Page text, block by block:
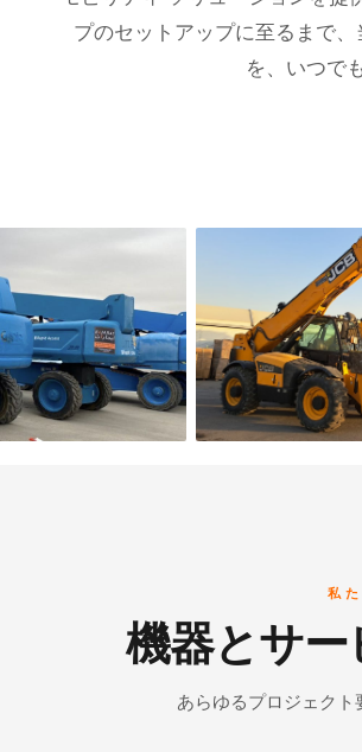
プのセットアップに至るまで
を、いつで
私
機器とサ
あらゆるプロジェク